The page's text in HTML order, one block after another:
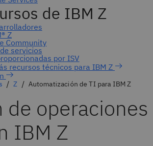
Z Automatización de TI para IBM Z
de operaciones
IBM Z